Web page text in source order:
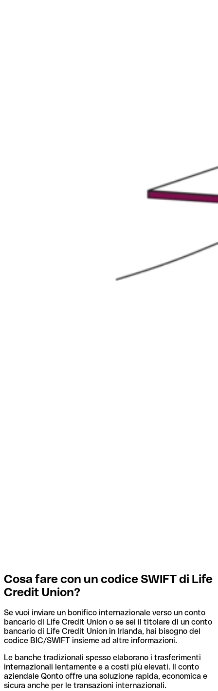
Cosa fare con un codice SWIFT di Life
Credit Union?
Se vuoi inviare un bonifico internazionale verso un conto
bancario di Life Credit Union o se sei il titolare di un conto
bancario di Life Credit Union in Irlanda, hai bisogno del
codice BIC/SWIFT insieme ad altre informazioni.
Le banche tradizionali spesso elaborano i trasferimenti
internazionali lentamente e a costi più elevati. Il conto
aziendale Qonto offre una soluzione rapida, economica e
sicura anche per le transazioni internazionali.